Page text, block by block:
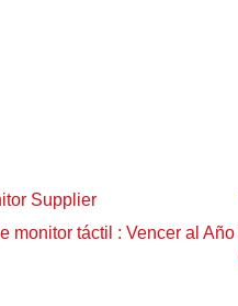
monitor táctil : Vencer al Año